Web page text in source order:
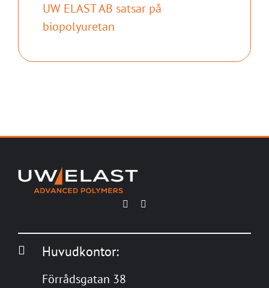
UW ELAST AB satsar på
biopolyuretan
Huvudkontor:
Förrådsgatan 38